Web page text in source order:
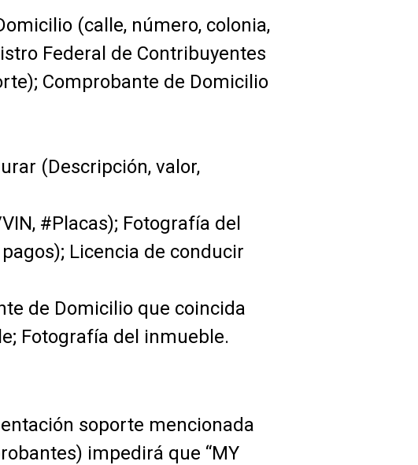
(calle, número, colonia,
Federal de Contribuyentes
Comprobante de Domicilio
(Descripción, valor,
#Placas); Fotografía del
Licencia de conducir
de Domicilio que coincida
Fotografía del inmueble.
soporte mencionada
impedirá que “MY